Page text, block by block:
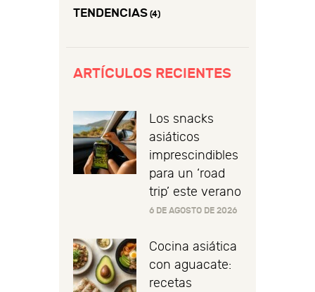
TENDENCIAS (4)
ARTÍCULOS RECIENTES
Los snacks
asiáticos
imprescindibles
para un ‘road
trip’ este verano
6 DE AGOSTO DE 2026
Cocina asiática
con aguacate:
recetas